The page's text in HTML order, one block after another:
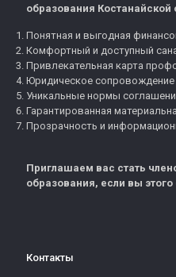
образования Костанайской
Понятная и выгодная
Комфортный и доступный
Привлекательная карта
Юридическое сопровождение
Уникальные нормы
Гарантированная
Прозрачность и
Приглашаем вас стать
образования, если вы
Контакты